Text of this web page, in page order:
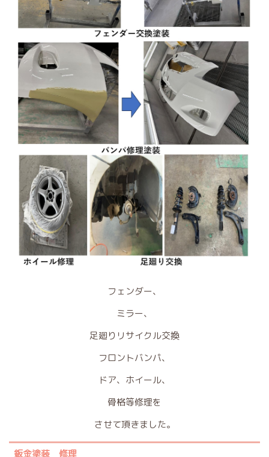
フェンダー、
ミラー、
足廻りリサイクル交換
フロントバンパ、
ドア、ホイール、
骨格等修理を
させて頂きました。
鈑金塗装 修理